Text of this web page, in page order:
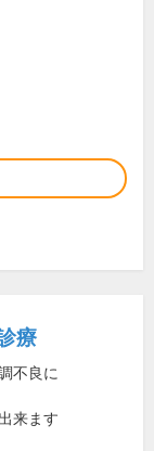
療
不良に
来ます